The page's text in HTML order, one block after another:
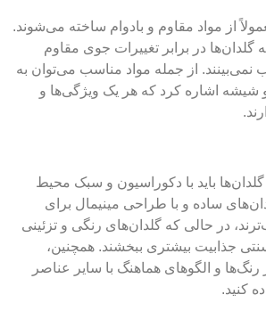
از مواد مقاوم و بادوام ساخته می‌شوند.
گلدان‌ها در برابر تغییرات جوی مقاوم
نمی‌بینند. از جمله مواد مناسب می‌توان به
شیشه اشاره کرد که هر یک ویژگی‌ها و
باید با دکوراسیون و سبک محیط
ساده و با طراحی مینیمال برای
در حالی که گلدان‌های رنگی و تزئینی
جذابیت بیشتری ببخشند. همچنین،
و الگوهای هماهنگ با سایر عناصر
کنید.